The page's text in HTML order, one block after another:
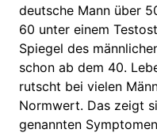
deutsche Mann über
60 unter einem
Spiegel des
schon ab dem 40.
rutscht bei vielen
Normwert. Das zeigt
genannten